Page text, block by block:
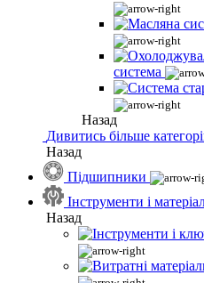
система
Назад
Дивитись більше
Назад
Підшипники
Інструменти і
Назад